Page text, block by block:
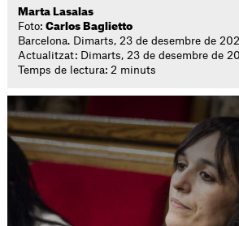
Marta Lasalas
Foto:Carlos Baglietto
Barcelona. Dimarts, 23 de desembre de
Actualitzat: Dimarts, 23 de desembre de
Temps de lectura: 2 minuts